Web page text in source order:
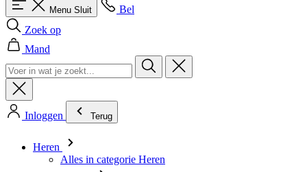
Menu Sluit
Bel
Zoek op
Mand
Inloggen Terug
Heren
Alles in categorie Heren